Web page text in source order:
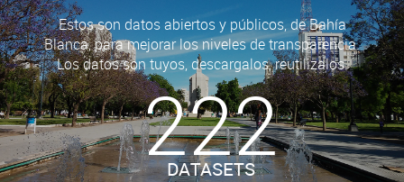
Estos son datos abiertos y públicos, de Bahía
Blanca, para mejorar los niveles de transparencia.
Los datos son tuyos, descargalos, reutilizalos.
222
DATASETS